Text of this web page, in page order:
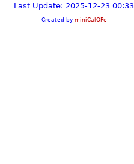
Last Update: 2025-12-23 00:33
Created by miniCalOPe